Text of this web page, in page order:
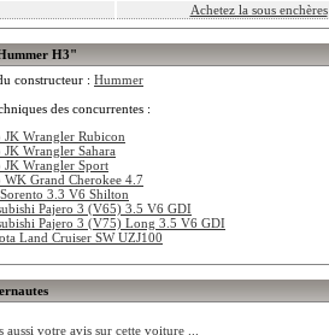
Achetez la sous enchères
H3"
constructeur : Hummer
des concurrentes :
JK Wrangler Rubicon
JK Wrangler Sahara
JK Wrangler Sport
WK Grand Cherokee 4.7
3.3 V6 Shilton
Pajero 3 (V65) 3.5 V6 GDI
Pajero 3 (V75) Long 3.5 V6 GDI
Land Cruiser SW UZJ100
aussi votre avis sur cette voiture ...